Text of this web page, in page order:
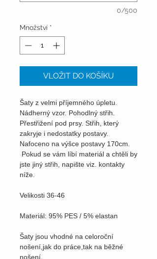
0/500
Množství *
VLOŽIT DO KOŠÍKU
Šaty z velmi příjemného úpletu.
Nádherný vzor. Pohodlný střih.
Přestřižení pod prsy. Střih, který
zakryje i nedostatky postavy.
Nafoceno na výšce postavy 170cm.
Pokud se vám líbí materiál a chtěli by
jste jiný střih, napište viz. kontakty
níže.
Velikosti 36-46
Materiál: 95% PES / 5% elastan
Šaty jsou vhodné na celoroční
nošení,jak do práce,tak na běžné
nošení.